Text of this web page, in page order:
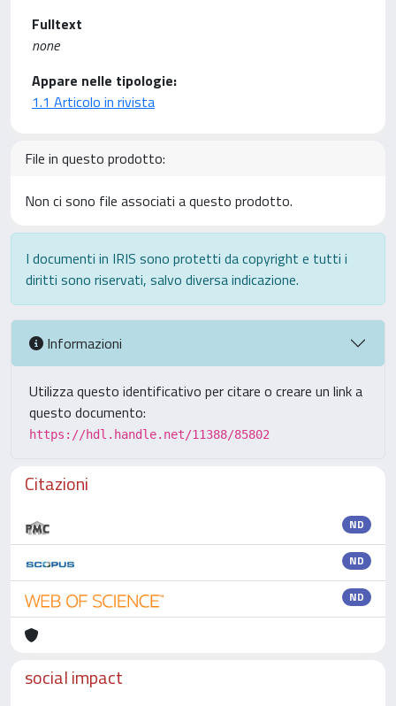
Fulltext
none
Appare nelle tipologie:
1.1 Articolo in rivista
File in questo prodotto:
Non ci sono file associati a questo prodotto.
I documenti in IRIS sono protetti da copyright e tutti i
diritti sono riservati, salvo diversa indicazione.
Informazioni
Utilizza questo identificativo per citare o creare un link a
questo documento:
https://hdl.handle.net/11388/85802
Citazioni
ND
ND
ND
social impact